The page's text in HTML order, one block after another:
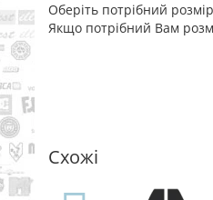
Оберіть потрібний
Якщо потрібний Вам
Схожі